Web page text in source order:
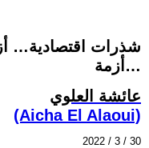
شذرات اقتصادية…
أزمة…
عائشة العلوي
(Aicha El Alaoui)
2022 / 3 / 30